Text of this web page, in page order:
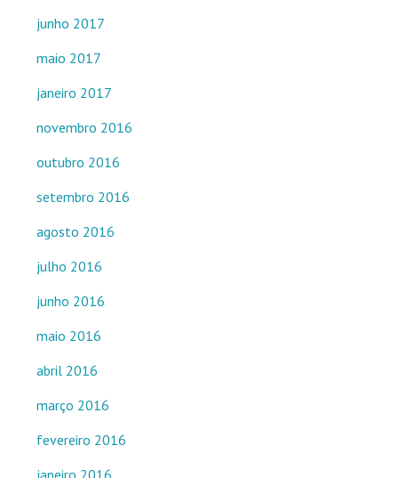
junho 2017
maio 2017
janeiro 2017
novembro 2016
outubro 2016
setembro 2016
agosto 2016
julho 2016
junho 2016
maio 2016
abril 2016
março 2016
fevereiro 2016
janeiro 2016